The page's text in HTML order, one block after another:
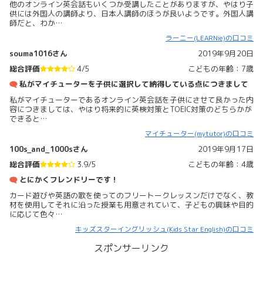
他のオンライン英会話もいくつか受講したことがありますが、やはり子
供には外国人の講師より、日本人講師のほうが良いようです。外国人講
師だと、わか…
ラーニー(LEARNie)の口コミ
souma1016さん
2019年9月20日
こどもの年齢：7歳
総合評価
4/5
私がマイチューターを子供に選択して納得している点につきまして
私がマイチューターであるオンライン英会話を子供にさせて良かった内
容につきましては、やはり将来的に英検対策とTOEIC対策のどちらかが
できると…
マイチューター(mytutor)の口コミ
100s_and_1000sさん
2019年9月17日
こどもの年齢：4歳
総合評価
3.9/5
とにかくフレンドリーです！
カード遊びや英語の歌を使ってのフリートークレッスンだけでなく、教
材を使用してそれに沿った授業も用意されていて、子どもの興味や目的
に応じて色々…
キッズスターイングリッシュ(Kids Star English)の口コミ
スポンサーリンク